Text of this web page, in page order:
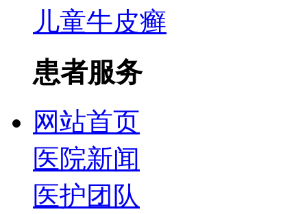
儿童牛皮癣
患者服务
网站首页
医院新闻
医护团队